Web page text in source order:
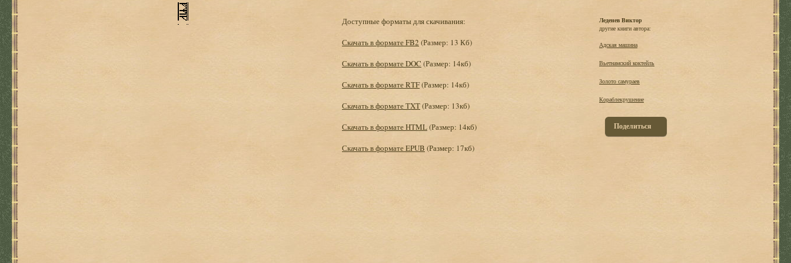
Доступные форматы для скачивания:
Скачать в формате FB2 (Размер: 13 Кб)
Скачать в формате DOC (Размер: 14кб)
Скачать в формате RTF(Размер: 14кб)
Скачать в формате TXT(Размер: 13кб)
Скачать в формате HTML(Размер: 14кб)
Скачать в формате EPUB (Размер: 17кб)
Леденев Виктор
другие книги автора:
Адская машина
Вьетнамский коктейль
Золото самураев
Кораблекрушение
Поделиться